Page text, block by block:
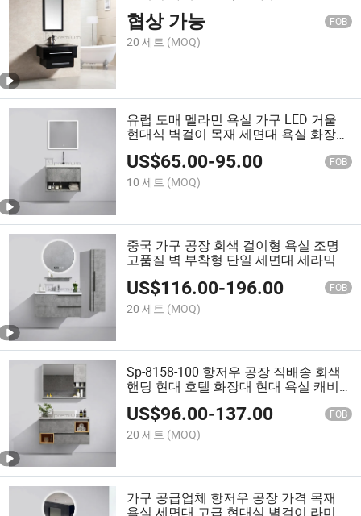
협상 가능 FOB
20 세트 (MOQ)
유럽 도매 멜라민 욕실 가구 LED 거울
현대식 벽걸이 목재 세면대 욕실 화장대
캐비닛
US$65.00-95.00 FOB
10 세트 (MOQ)
중국 가구 공장 회색 걸이형 욕실 조명
고품질 벽 부착형 단일 세면대 세라믹
포함
US$116.00-196.00 FOB
20 세트 (MOQ)
Sp-8158-100 항저우 공장 직배송 회색
핸딩 현대 호텔 화장대 현대 욕실 캐비
닛 라미네이트 스마트 욕실 가구
US$96.00-137.00 FOB
20 세트 (MOQ)
가구 공급업체 항저우 공장 가격 목재
욕실 세면대 고급 현대식 벽걸이 라미네